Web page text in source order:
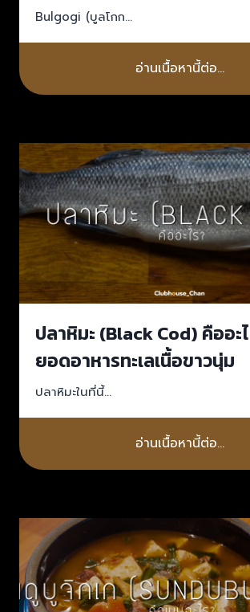
Bulgogi (บูลโกก…
อ่านเนื้อหานี้ต่อ…
ปลาหิมะ (Black Cod) คืออะ
ยอดอาหารทะเลเนื้อขาวนุ่ม
ปลาหิมะในที่นี้…
อ่านเนื้อหานี้ต่อ…